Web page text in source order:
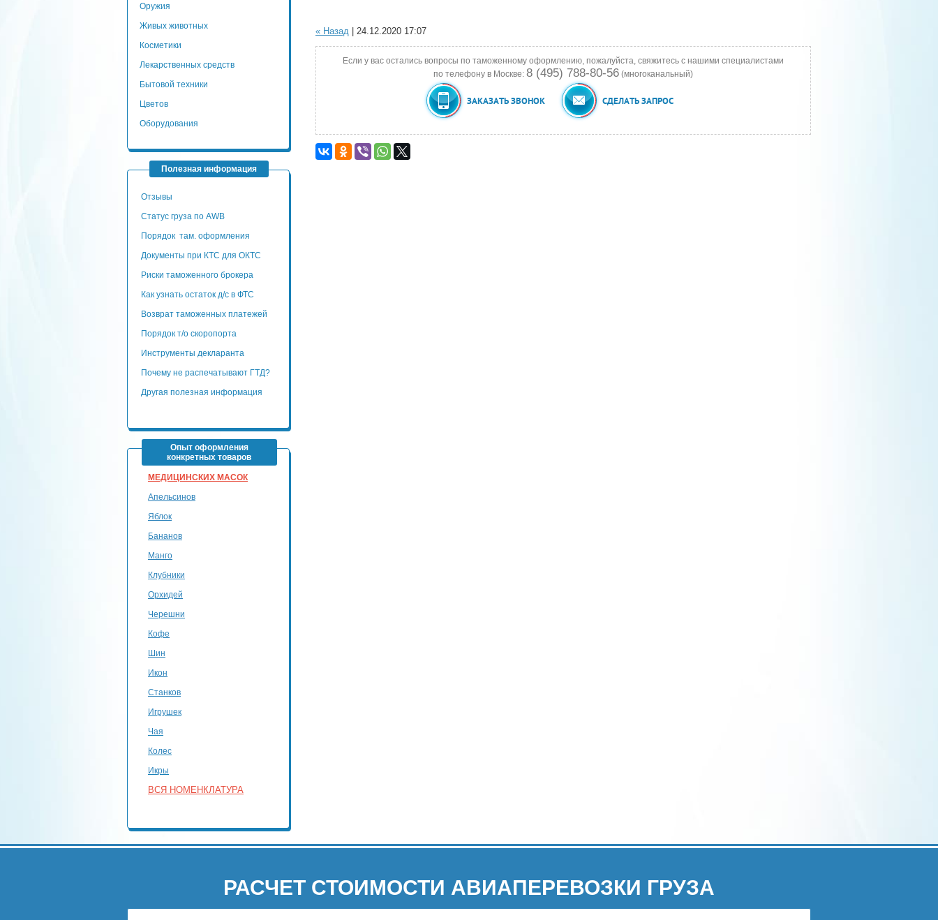
Оружия
Живых животных
Косметики
Лекарственных средств
Бытовой техники
Цветов
Оборудования
Полезная информация
Отзывы
Статус груза по AWB
Порядок там. оформления
Документы при КТС для ОКТС
Риски таможенного брокера
Как узнать остаток д/с в ФТС
Возврат таможенных платежей
Порядок т/о скоропорта
Инструменты декларанта
Почему не распечатывают ГТД?
Другая полезная информация
Опыт оформления
конкретных товаров
МЕДИЦИНСКИХ МАСОК
Апельсинов
Яблок
Бананов
Манго
Клубники
Орхидей
Черешни
Кофе
Шин
Икон
Станков
Игрушек
Чая
Колес
Икры
ВСЯ НОМЕНКЛАТУРА
« Назад | 24.12.2020 17:07
Если у вас остались вопросы по таможенному оформлению, пожалуйста, свяжитесь с нашими специалистами
по телефону в Москве: 8 (495) 788-80-56 (многоканальный)
ЗАКАЗАТЬ ЗВОНОК СДЕЛАТЬ ЗАПРОС
РАСЧЕТ СТОИМОСТИ АВИАПЕРЕВОЗКИ ГРУЗА